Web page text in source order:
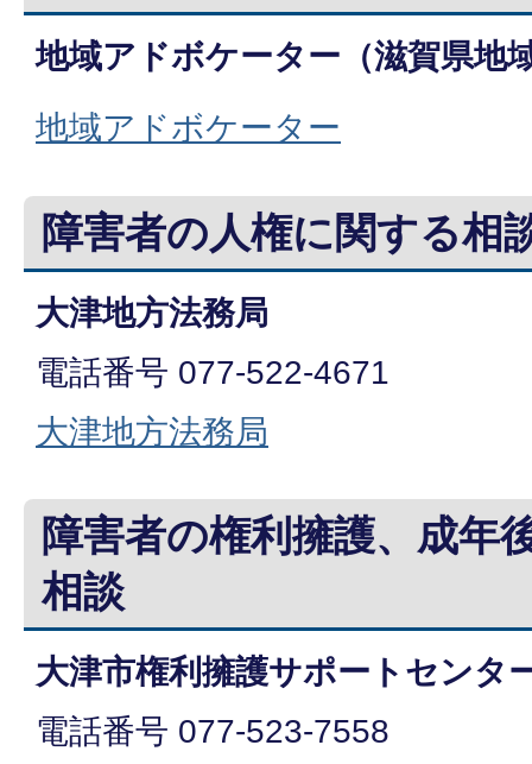
地域アドボケーター（滋賀県地
地域アドボケーター
障害者の人権に関する相
大津地方法務局
電話番号 077-522-4671
大津地方法務局
障害者の権利擁護、成年
相談
大津市権利擁護サポートセンタ
電話番号 077-523-7558